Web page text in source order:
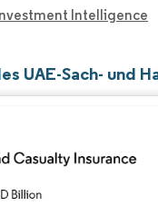
Intelligence
UAE-Sach- und